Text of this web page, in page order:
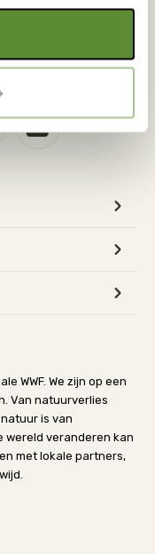
ga je akkoord
Als je niet alle
cookies", wat
de cookies klik dan
MEDIA
WWF. We zijn op een
Van natuurverlies
is van
wereld veranderen kan
met lokale partners,